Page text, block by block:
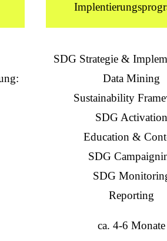
SDG Strategie &
Data Mining
Sustainability
SDG Activation
Education &
SDG
SDG
Reporting
ca. 4-6 Monate